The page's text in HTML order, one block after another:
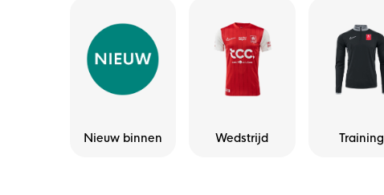
Nieuw binnen Wedstrijd Training